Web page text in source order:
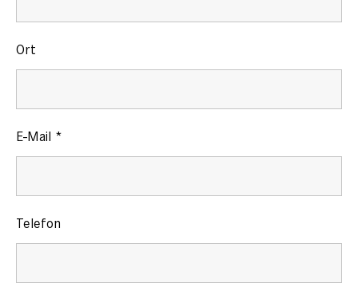
Ort
E-Mail *
Telefon